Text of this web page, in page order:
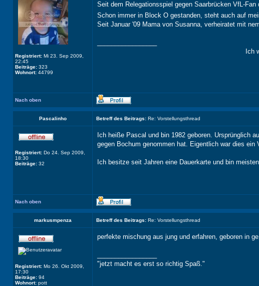
Registriert: Mi 23. Sep 2009,
22:45
Beiträge: 323
Wohnort: 44799
Seit dem Relegationsspiel gegen Saarbrücken VfL-
Schon immer in Block O gestanden, steht auch auf
Seit Januar '09 Mama von Susanna, verheiratet mit
Ich
Nach oben
Pascalinho Betreff des Beitrags: Re: Vorstellungsthread
Registriert: Do 24. Sep 2009,
18:30
Beiträge: 32
Ich heiße Pascal und bin 1982 geboren. Ursprünglich
gegen Bochum genommen hat. Eigentlich war dies
Ich besitze seit Jahren eine Dauerkarte und bin
Nach oben
markusmpenza Betreff des Beitrags: Re: Vorstellungsthread
Registriert: Mo 26. Okt 2009,
17:30
Beiträge: 94
Wohnort: pott
perfekte mischung aus jung und erfahren, geboren in
"jetzt macht es erst so richtig Spaß."